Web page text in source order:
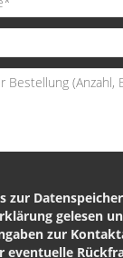
zur
gelesen
zur
eventuelle